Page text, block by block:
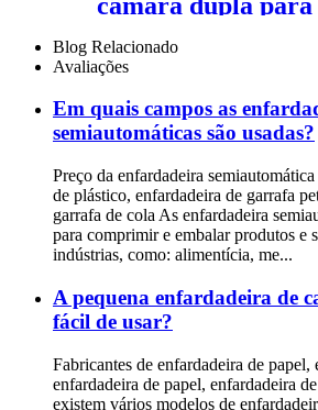
Blog Relacionado
Avaliações
Em quais campos as
semiautomáticas são usadas?
Preço da enfardadeira
de plástico, enfardadeira de garrafa
garrafa de cola As enfardadeira
para comprimir e embalar produtos e
indústrias, como: alimentícia, me...
A pequena enfardadeira de
fácil de usar?
Fabricantes de enfardadeira de papel,
enfardadeira de papel, enfardadeira
existem vários modelos de